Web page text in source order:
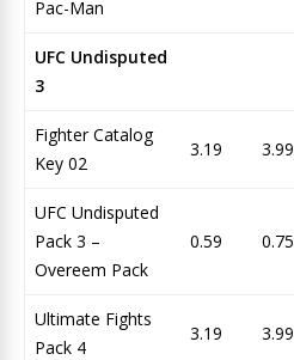
Pac-Man
UFC Undisputed
3
Fighter Catalog
Key 02
3.19 3.99
UFC Undisputed
Pack 3 –
Overeem Pack
0.59 0.75
Ultimate Fights
Pack 4
3.19 3.99